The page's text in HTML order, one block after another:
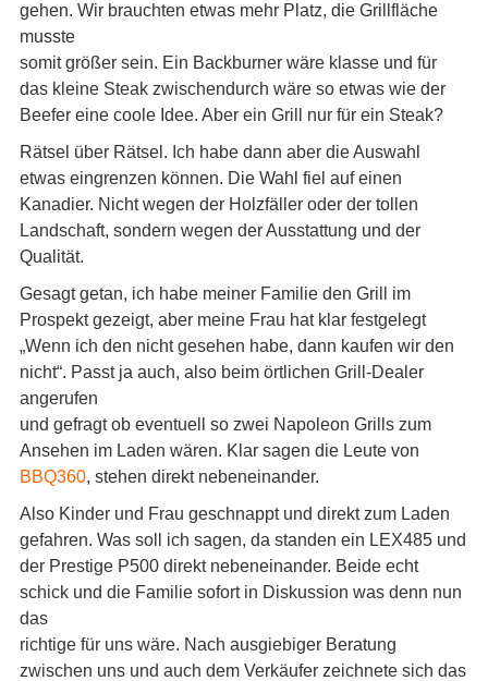
gehen. Wir brauchten etwas mehr Platz, die Grillfläche
musste
somit größer sein. Ein Backburner wäre klasse und für
das kleine Steak zwischendurch wäre so etwas wie der
Beefer eine coole Idee. Aber ein Grill nur für ein Steak?
Rätsel über Rätsel. Ich habe dann aber die Auswahl
etwas eingrenzen können. Die Wahl fiel auf einen
Kanadier. Nicht wegen der Holzfäller oder der tollen
Landschaft, sondern wegen der Ausstattung und der
Qualität.
Gesagt getan, ich habe meiner Familie den Grill im
Prospekt gezeigt, aber meine Frau hat klar festgelegt
„Wenn ich den nicht gesehen habe, dann kaufen wir den
nicht“. Passt ja auch, also beim örtlichen Grill-Dealer
angerufen
und gefragt ob eventuell so zwei Napoleon Grills zum
Ansehen im Laden wären. Klar sagen die Leute von
BBQ360, stehen direkt nebeneinander.
Also Kinder und Frau geschnappt und direkt zum Laden
gefahren. Was soll ich sagen, da standen ein LEX485 und
der Prestige P500 direkt nebeneinander. Beide echt
schick und die Familie sofort in Diskussion was denn nun
das
richtige für uns wäre. Nach ausgiebiger Beratung
zwischen uns und auch dem Verkäufer zeichnete sich das